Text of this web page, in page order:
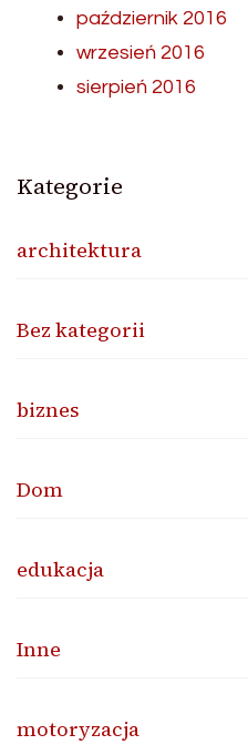
październik 2016
wrzesień 2016
sierpień 2016
Kategorie
architektura
Bez kategorii
biznes
Dom
edukacja
Inne
motoryzacja